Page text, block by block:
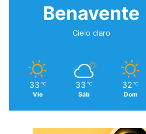
Benavente
Cielo claro
33 ℃
Vie
33 ℃
Sáb
32 ℃
Dom